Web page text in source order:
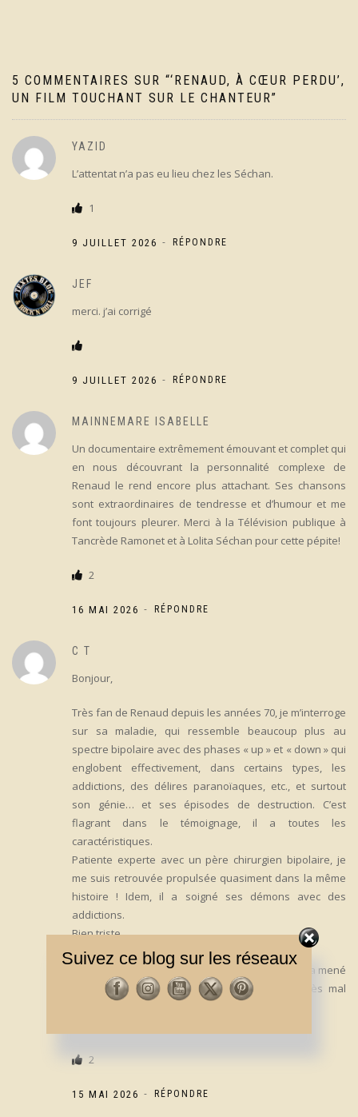
5 COMMENTAIRES SUR “‘RENAUD, À CŒUR PERDU’,
UN FILM TOUCHANT SUR LE CHANTEUR”
YAZID
L’attentat n’a pas eu lieu chez les Séchan.
1
9 JUILLET 2026 - RÉPONDRE
JEF
merci. j’ai corrigé
9 JUILLET 2026 - RÉPONDRE
MAINNEMARE ISABELLE
Un documentaire extrêmement émouvant et complet qui
en nous découvrant la personnalité complexe de
Renaud le rend encore plus attachant. Ses chansons
sont extraordinaires de tendresse et d’humour et me
font toujours pleurer. Merci à la Télévision publique à
Tancrède Ramonet et à Lolita Séchan pour cette pépite!
2
16 MAI 2026 - RÉPONDRE
C T
Bonjour,
Très fan de Renaud depuis les années 70, je m’interroge
sur sa maladie, qui ressemble beaucoup plus au
spectre bipolaire avec des phases « up » et « down » qui
englobent effectivement, dans certains types, les
addictions, des délires paranoïaques, etc., et surtout
son génie… et ses épisodes de destruction. C’est
flagrant dans le témoignage, il a toutes les
caractéristiques.
Patiente experte avec un père chirurgien bipolaire, je
me suis retrouvée propulsée quasiment dans la même
histoire ! Idem, il a soigné ses démons avec des
addictions.
Bien triste.
Car fin à 59 ans.
J’aimerais que ce témoignage lui parvienne, car il a mené
son plus grand combat avec cette maladie très mal
2
15 MAI 2026 - RÉPONDRE
Suivez ce blog sur les réseaux